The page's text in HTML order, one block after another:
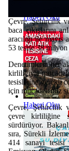
Haberi Oku
Haberi Oku
Çevre, Şehircilik
baca çıkışlarını
aracılığı ile
53 tesise 38
Denetimlerin her
kirliliğiyle
tesislerine gerekli
için mücadelemiz
Çevre, Şehircilik
çevre kirliliğine
sürdürüyor.
sıra, Sürekli
414 sanayi